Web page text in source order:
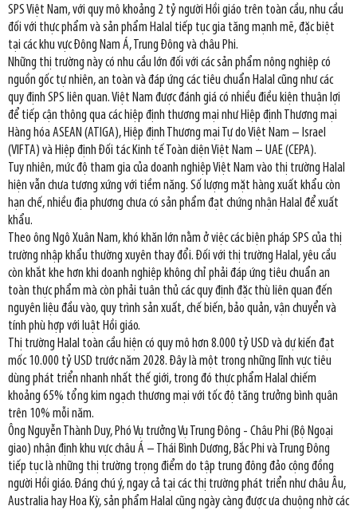
SPS Việt Nam, với quy mô khoảng 2 tỷ người Hồi giáo trên toàn cầu, nhu cầu
đối với thực phẩm và sản phẩm Halal tiếp tục gia tăng mạnh mẽ, đặc biệt
tại các khu vực Đông Nam Á, Trung Đông và châu Phi.
Những thị trường này có nhu cầu lớn đối với các sản phẩm nông nghiệp có
nguồn gốc tự nhiên, an toàn và đáp ứng các tiêu chuẩn Halal cũng như các
quy định SPS liên quan. Việt Nam được đánh giá có nhiều điều kiện thuận lợi
để tiếp cận thông qua các hiệp định thương mại như Hiệp định Thương mại
Hàng hóa ASEAN (ATIGA), Hiệp định Thương mại Tự do Việt Nam – Israel
(VIFTA) và Hiệp định Đối tác Kinh tế Toàn diện Việt Nam – UAE (CEPA).
Tuy nhiên, mức độ tham gia của doanh nghiệp Việt Nam vào thị trường Halal
hiện vẫn chưa tương xứng với tiềm năng. Số lượng mặt hàng xuất khẩu còn
hạn chế, nhiều địa phương chưa có sản phẩm đạt chứng nhận Halal để xuất
khẩu.
Theo ông Ngô Xuân Nam, khó khăn lớn nằm ở việc các biện pháp SPS của thị
trường nhập khẩu thường xuyên thay đổi. Đối với thị trường Halal, yêu cầu
còn khắt khe hơn khi doanh nghiệp không chỉ phải đáp ứng tiêu chuẩn an
toàn thực phẩm mà còn phải tuân thủ các quy định đặc thù liên quan đến
nguyên liệu đầu vào, quy trình sản xuất, chế biến, bảo quản, vận chuyển và
tính phù hợp với luật Hồi giáo.
Thị trường Halal toàn cầu hiện có quy mô hơn 8.000 tỷ USD và dự kiến đạt
mốc 10.000 tỷ USD trước năm 2028. Đây là một trong những lĩnh vực tiêu
dùng phát triển nhanh nhất thế giới, trong đó thực phẩm Halal chiếm
khoảng 65% tổng kim ngạch thương mại với tốc độ tăng trưởng bình quân
trên 10% mỗi năm.
Ông Nguyễn Thành Duy, Phó Vụ trưởng Vụ Trung Đông - Châu Phi (Bộ Ngoại
giao) nhận định khu vực châu Á – Thái Bình Dương, Bắc Phi và Trung Đông
tiếp tục là những thị trường trọng điểm do tập trung đông đảo cộng đồng
người Hồi giáo. Đáng chú ý, ngay cả tại các thị trường phát triển như châu Âu,
Australia hay Hoa Kỳ, sản phẩm Halal cũng ngày càng được ưa chuộng nhờ các